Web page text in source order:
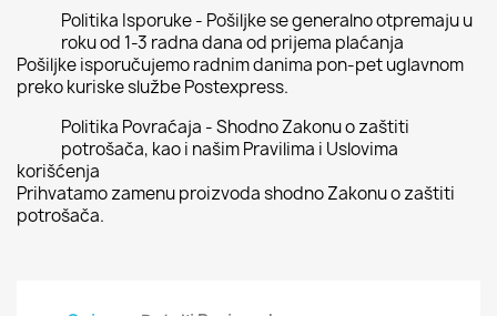
Politika Isporuke - Pošiljke se generalno otpremaju u
roku od 1-3 radna dana od prijema plaćanja
Pošiljke isporučujemo radnim danima pon-pet uglavnom
preko kuriske službe Postexpress.
Politika Povraćaja - Shodno Zakonu o zaštiti
potrošača, kao i našim Pravilima i Uslovima
korišćenja
Prihvatamo zamenu proizvoda shodno Zakonu o zaštiti
potrošača.